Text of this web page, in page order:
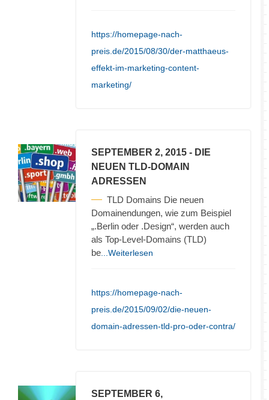
https://homepage-nach-
preis.de/2015/08/30/der-matthaeus-
effekt-im-marketing-content-
marketing/
SEPTEMBER 2, 2015 - DIE
NEUEN TLD-DOMAIN
ADRESSEN
TLD Domains Die neuen
Domainendungen, wie zum Beispiel
„.Berlin oder .Design“, werden auch
als Top-Level-Domains (TLD)
be ...Weiterlesen
https://homepage-nach-
preis.de/2015/09/02/die-neuen-
domain-adressen-tld-pro-oder-contra/
SEPTEMBER 6,